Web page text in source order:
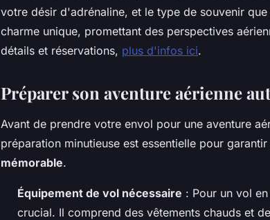
votre désir d'adrénaline, et le type de souvenir
charme unique, promettant des perspectives
détails et réservations, plus d'infos ici.
Préparer son aventure aérienne
Avant de prendre votre envol pour une aventure
préparation minutieuse est essentielle pour
mémorable.
Équipement de vol nécessaire : Pour un vol
crucial. Il comprend des vêtements chauds et